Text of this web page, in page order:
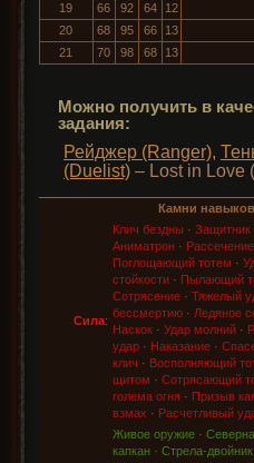
19
66 92 64 12
20
68 95 66 13
21
70 98 68 13
Можно получить в
задания:
Рейджер (Ranger),
(Duelist) – Lost in Love
Камни
Сила:
Клич бездны · Защитник
Аниматрон· Рассечение
Поглощающий тотем ·
стойкости· Пылающий
Сотрясение· Тяжелый
бессмертию· Ледяное
Наскок· Удар молний·
удар· Наказание·
клич · Восполняющий
щитом · Сотрясающий
голема огня· Призыв
взмах · Расчетливый
Живое оружие·
капкан· Стрела-двойник